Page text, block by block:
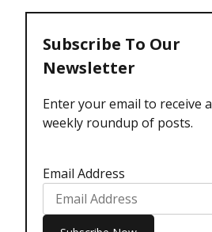
Subscribe To Our
Newsletter
Enter your email to receive a
weekly roundup of posts.
Email Address